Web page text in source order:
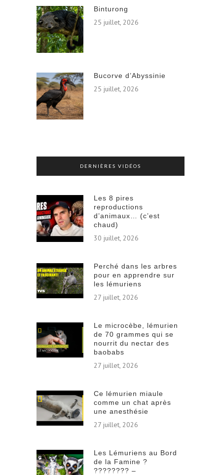
Binturong
25 juillet, 2026
Bucorve d’Abyssinie
25 juillet, 2026
DERNIÈRES VIDÉOS
Les 8 pires
reproductions
d’animaux… (c’est
chaud)
30 juillet, 2026
Perché dans les arbres
pour en apprendre sur
les lémuriens
27 juillet, 2026
Le microcèbe, lémurien
de 70 grammes qui se
nourrit du nectar des
baobabs
27 juillet, 2026
Ce lémurien miaule
comme un chat après
une anesthésie
27 juillet, 2026
Les Lémuriens au Bord
de la Famine ?
???????? –